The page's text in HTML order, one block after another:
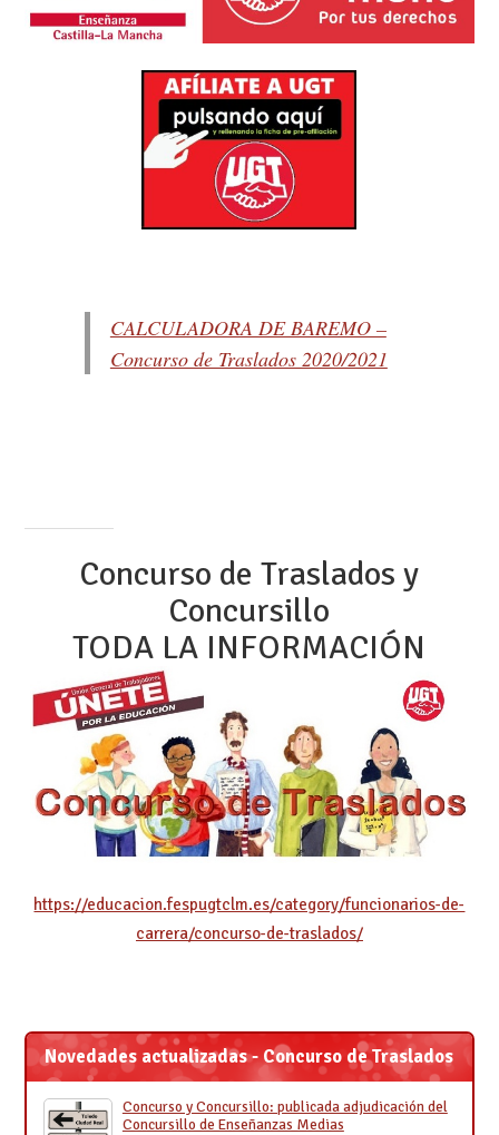
CALCULADORA DE BAREMO –
Concurso de Traslados 2020/2021
Concurso de Traslados y
Concursillo
TODA LA INFORMACIÓN
https://educacion.fespugtclm.es/category/funcionarios-de-
carrera/concurso-de-traslados/
Novedades actualizadas - Concurso de Traslados
Concurso y Concursillo: publicada adjudicación del
Concursillo de Enseñanzas Medias